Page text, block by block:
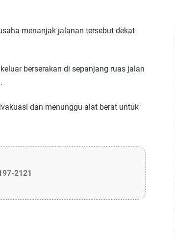
menanjak jalanan tersebut dekat
berserakan di sepanjang ruas jalan
dan menunggu alat berat untuk
2121